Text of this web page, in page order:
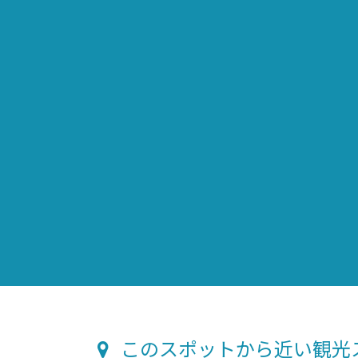
このスポットから近い観光